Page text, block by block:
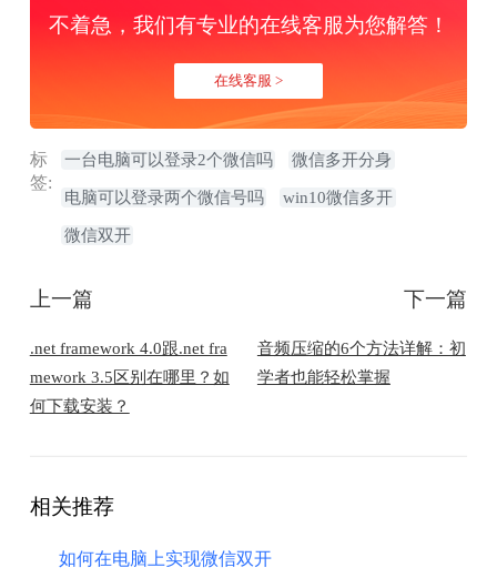
不着急，我们有专业的在线客服为您解答！
在线客服 >
标
签:
一台电脑可以登录2个微信吗 微信多开分身
电脑可以登录两个微信号吗 win10微信多开
微信双开
上一篇
.net framework 4.0跟.net fra
mework 3.5区别在哪里？如
何下载安装？
下一篇
音频压缩的6个方法详解：初
学者也能轻松掌握
相关推荐
如何在电脑上实现微信双开